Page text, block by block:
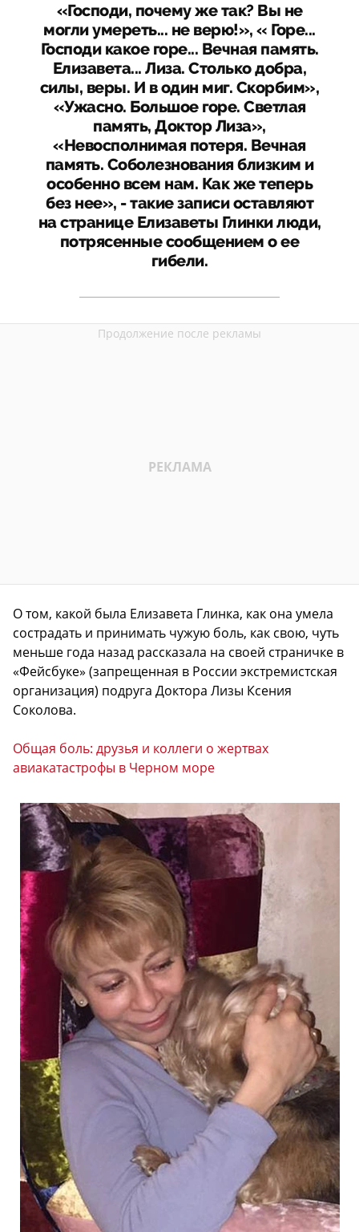
«Господи, почему же так? Вы не
могли умереть... не верю!», « Горе...
Господи какое горе... Вечная память.
Елизавета... Лиза. Столько добра,
силы, веры. И в один миг. Скорбим»,
«Ужасно. Большое горе. Светлая
память, Доктор Лиза»,
«Невосполнимая потеря. Вечная
память. Соболезнования близким и
особенно всем нам. Как же теперь
без нее», - такие записи оставляют
на странице Елизаветы Глинки люди,
потрясенные сообщением о ее
гибели.
О том, какой была Елизавета Глинка, как она умела
сострадать и принимать чужую боль, как свою, чуть
меньше года назад рассказала на своей страничке в
«Фейсбуке» (запрещенная в России экстремистская
организация) подруга Доктора Лизы Ксения
Соколова.
Общая боль: друзья и коллеги о жертвах
авиакатастрофы в Черном море